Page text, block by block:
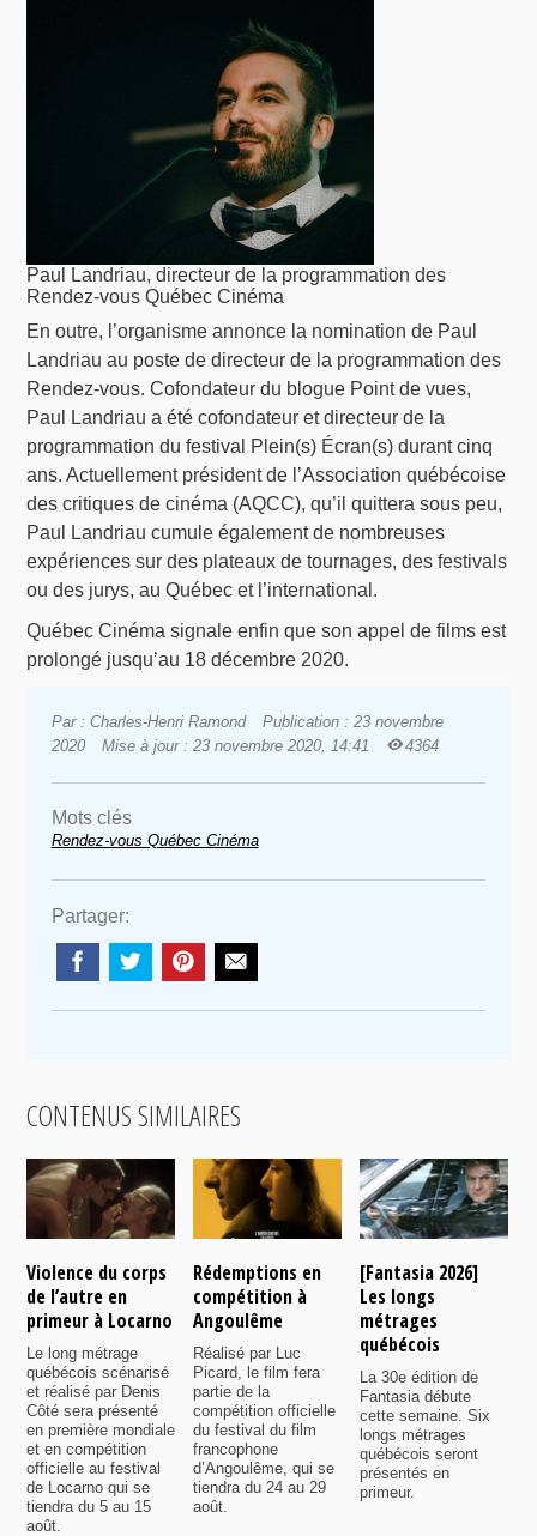
Paul Landriau, directeur de la programmation des
Rendez-vous Québec Cinéma
En outre, l’organisme annonce la nomination de Paul
Landriau au poste de directeur de la programmation des
Rendez-vous. Cofondateur du blogue Point de vues,
Paul Landriau a été cofondateur et directeur de la
programmation du festival Plein(s) Écran(s) durant cinq
ans. Actuellement président de l’Association québécoise
des critiques de cinéma (AQCC), qu’il quittera sous peu,
Paul Landriau cumule également de nombreuses
expériences sur des plateaux de tournages, des festivals
ou des jurys, au Québec et l’international.
Québec Cinéma signale enfin que son appel de films est
prolongé jusqu’au 18 décembre 2020.
Par : Charles-Henri Ramond
Publication : 23 novembre
2020
Mise à jour : 23 novembre 2020, 14:41 4364
Mots clés
Rendez-vous Québec Cinéma
Partager:
CONTENUS SIMILAIRES
Violence du corps
de l’autre en
primeur à Locarno
Le long métrage
québécois scénarisé
et réalisé par Denis
Côté sera présenté
en première mondiale
et en compétition
officielle au festival
de Locarno qui se
tiendra du 5 au 15
août.
Rédemptions en
compétition à
Angoulême
Réalisé par Luc
Picard, le film fera
partie de la
compétition officielle
du festival du film
francophone
d’Angoulême, qui se
tiendra du 24 au 29
août.
[Fantasia 2026]
Les longs
métrages
québécois
La 30e édition de
Fantasia débute
cette semaine. Six
longs métrages
québécois seront
présentés en
primeur.